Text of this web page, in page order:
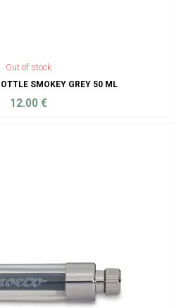
Out of stock
SMOKEY GREY 50 ML
12.00 €